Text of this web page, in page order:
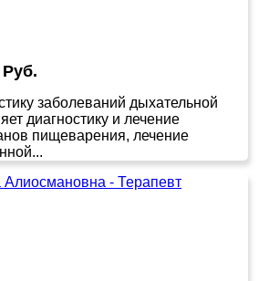
заболеваний дыхательной
диагностику и лечение
пищеварения, лечение
Алиосмановна - Терапевт